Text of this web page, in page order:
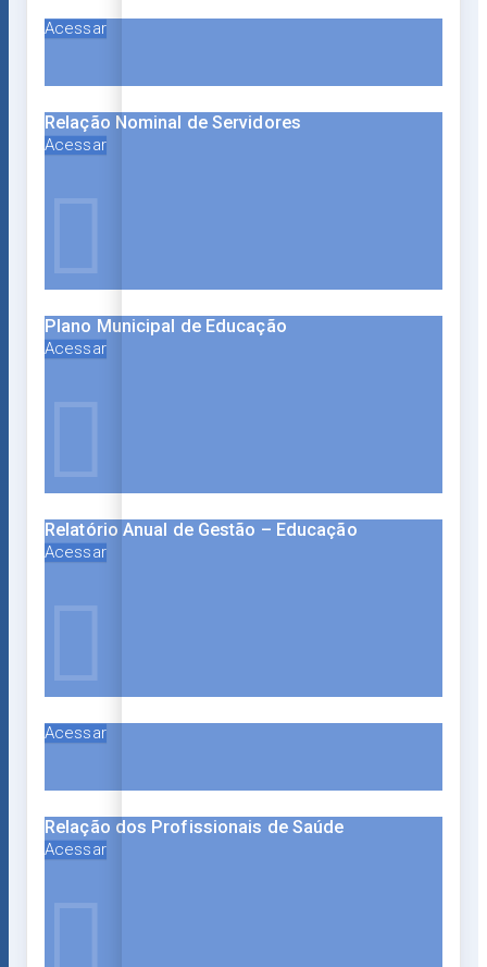
Acessar
Relação Nominal de Servidores
Acessar
Plano Municipal de Educação
Acessar
Relatório Anual de Gestão – Educação
Acessar
Acessar
Relação dos Profissionais de Saúde
Acessar